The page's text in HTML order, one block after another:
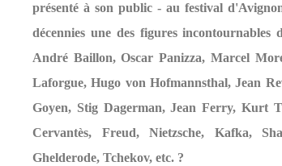
présenté à son public - au festival
décennies une des figures
André Baillon, Oscar Panizza, Marcel
Laforgue, Hugo von Hofmannsthal, Jean
Goyen, Stig Dagerman, Jean Ferry, Kurt
Cervantès, Freud, Nietzsche, Kafka,
Ghelderode, Tchekov, etc. ?